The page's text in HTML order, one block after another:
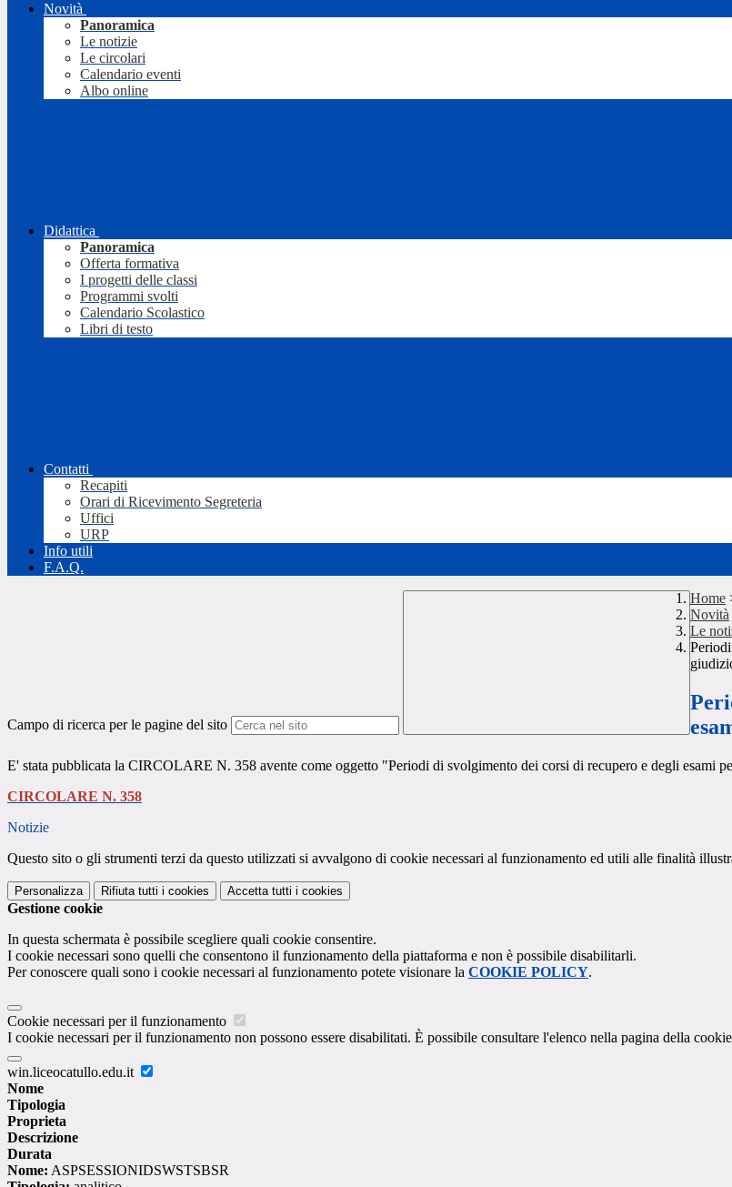
Novità
Panoramica
Le notizie
Le circolari
Calendario eventi
Albo online
Didattica
Panoramica
Offerta formativa
I progetti delle classi
Programmi svolti
Calendario Scolastico
Libri di testo
Contatti
Recapiti
Orari di Ricevimento Segreteria
Uffici
URP
Info utili
F.A.Q.
Campo di ricerca per le pagine del sito
Home
Novità
Le
E' stata pubblicata la CIRCOLARE N. 358 avente come oggetto "Periodi di svolgimento dei corsi di recupero e degli esami
CIRCOLARE N. 358
Notizie
Questo sito o gli strumenti terzi da questo utilizzati si avvalgono di cookie necessari al funzionamento ed utili alle finalità
Personalizza Rifiuta tutti i cookies Accetta tutti i cookies
Gestione cookie
In questa schermata è possibile scegliere quali cookie consentire.
I cookie necessari sono quelli che consentono il funzionamento della piattaforma e non è possibile disabilitarli.
Per conoscere quali sono i cookie necessari al funzionamento potete visionare la COOKIE POLICY.
Cookie necessari per il funzionamento
I cookie necessari per il funzionamento non possono essere disabilitati. È possibile consultare l'elenco nella pagina della
win.liceocatullo.edu.it
Nome
Tipologia
Proprieta
Descrizione
Durata
Nome: ASPSESSIONIDSWSTSBSR